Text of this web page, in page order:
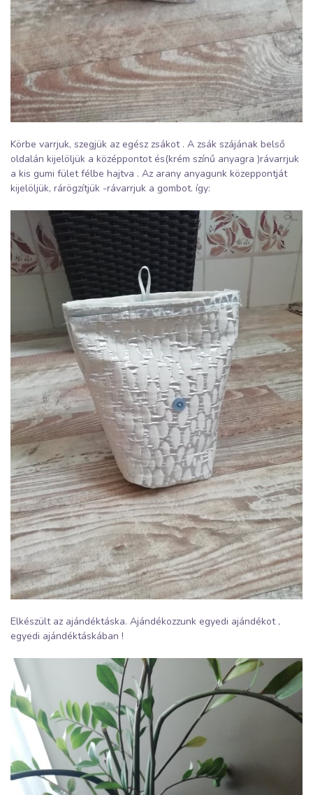
Körbe varrjuk, szegjük az egész zsákot . A zsák szájának belső
oldalán kijelöljük a középpontot és(krém színű anyagra )rávarrjuk
a kis gumi fület félbe hajtva . Az arany anyagunk közeppontját
kijelöljük, rárögzítjük -rávarrjuk a gombot. így:
Elkészült az ajándéktáska. Ajándékozzunk egyedi ajándékot ,
egyedi ajándéktáskában !